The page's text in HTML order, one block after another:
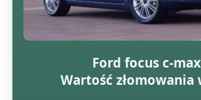
Ford focus c-
Wartość złomowania